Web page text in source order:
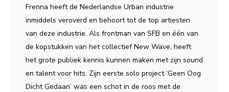
Frenna heeft de Nederlandse Urban industrie
inmiddels veroverd en behoort tot de top artiesten
van deze industrie. Als frontman van SFB en één van
de kopstukken van het collectief New Wave, heeft
het grote publiek kennis kunnen maken met zijn sound
en talent voor hits. Zijn eerste solo project ‘Geen Oog
Dicht Gedaan’ was een schot in de roos met de